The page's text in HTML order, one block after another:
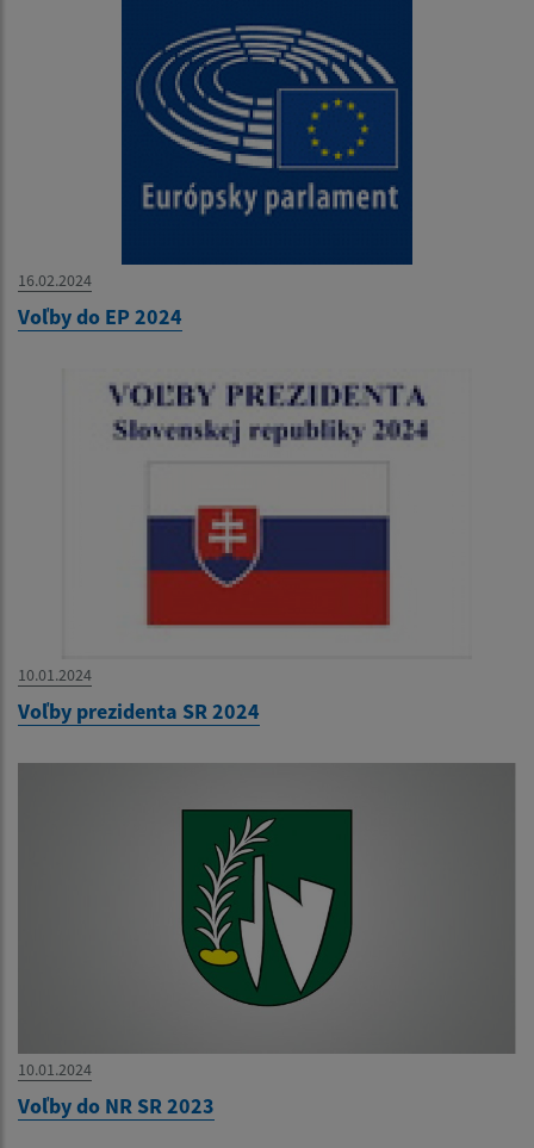
16.02.2024
Voľby do EP 2024
10.01.2024
Voľby prezidenta SR 2024
10.01.2024
Voľby do NR SR 2023